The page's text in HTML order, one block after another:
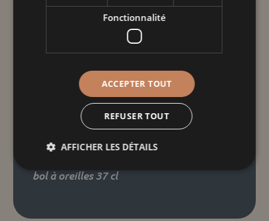
hertzele
Informations
complémentaires
Poids
Dimensions
12,5 × 7 cm
Taille unique
bol à oreilles 37 cl
Fonctionnalité
ACCEPTER TOUT
REFUSER TOUT
AFFICHER LES DÉTAILS